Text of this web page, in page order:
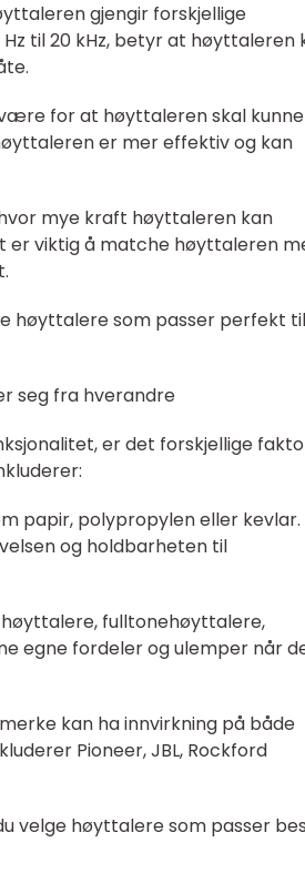
gjengir forskjellige
til 20 kHz, betyr at høyttaleren
for at høyttaleren skal kunne
er mer effektiv og kan
mye kraft høyttaleren kan
er viktig å matche høyttaleren
høyttalere som passer perfekt til
seg fra hverandre
er det forskjellige
papir, polypropylen eller kevlar.
og holdbarheten til
fulltonehøyttalere,
egne fordeler og ulemper når
kan ha innvirkning på både
Pioneer, JBL, Rockford
velge høyttalere som passer